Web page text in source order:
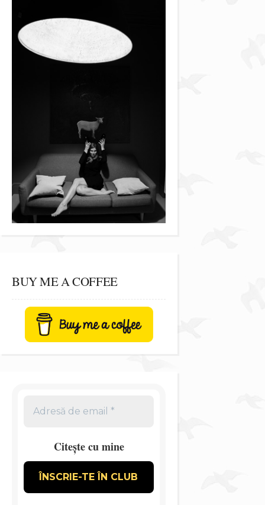
BUY ME A COFFEE
Citește cu mine